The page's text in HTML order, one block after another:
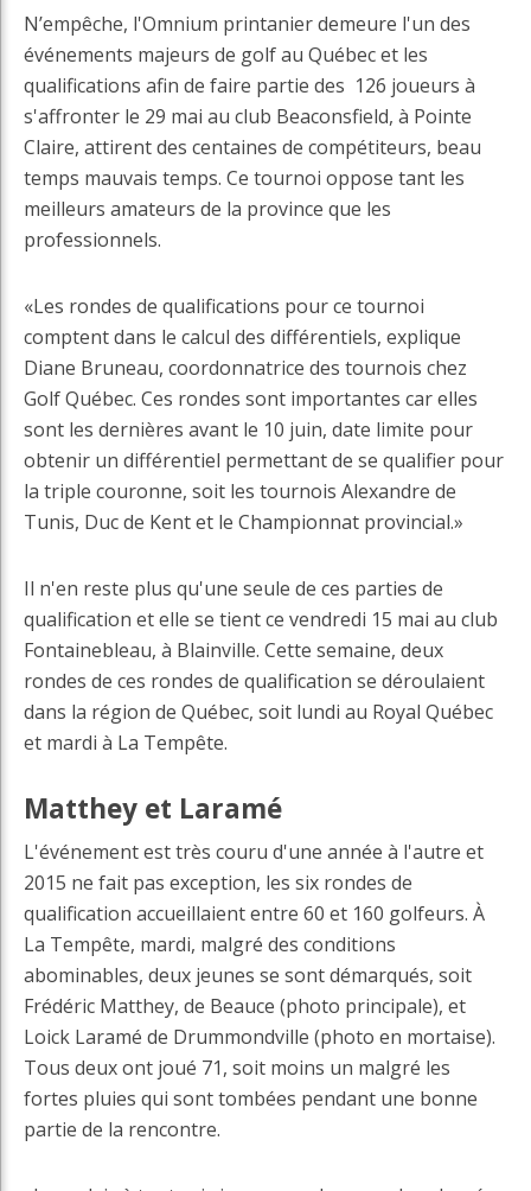
N’empêche, l'Omnium printanier demeure l'un des
événements majeurs de golf au Québec et les
qualifications afin de faire partie des 126 joueurs à
s'affronter le 29 mai au club Beaconsfield, à Pointe
Claire, attirent des centaines de compétiteurs, beau
temps mauvais temps. Ce tournoi oppose tant les
meilleurs amateurs de la province que les
professionnels.
«Les rondes de qualifications pour ce tournoi
comptent dans le calcul des différentiels, explique
Diane Bruneau, coordonnatrice des tournois chez
Golf Québec. Ces rondes sont importantes car elles
sont les dernières avant le 10 juin, date limite pour
obtenir un différentiel permettant de se qualifier pour
la triple couronne, soit les tournois Alexandre de
Tunis, Duc de Kent et le Championnat provincial.»
Il n'en reste plus qu'une seule de ces parties de
qualification et elle se tient ce vendredi 15 mai au club
Fontainebleau, à Blainville. Cette semaine, deux
rondes de ces rondes de qualification se déroulaient
dans la région de Québec, soit lundi au Royal Québec
et mardi à La Tempête.
Matthey et Laramé
L'événement est très couru d'une année à l'autre et
2015 ne fait pas exception, les six rondes de
qualification accueillaient entre 60 et 160 golfeurs. À
La Tempête, mardi, malgré des conditions
abominables, deux jeunes se sont démarqués, soit
Frédéric Matthey, de Beauce (photo principale), et
Loick Laramé de Drummondville (photo en mortaise).
Tous deux ont joué 71, soit moins un malgré les
fortes pluies qui sont tombées pendant une bonne
partie de la rencontre.